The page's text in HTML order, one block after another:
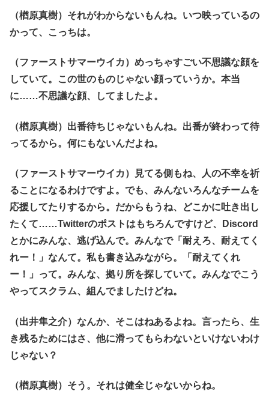
（楢原真樹）それがわからないもんね。いつ映っているの
かって、こっちは。
（ファーストサマーウイカ）めっちゃすごい不思議な顔を
していて。この世のものじゃない顔っていうか。本当
に……不思議な顔、してましたよ。
（楢原真樹）出番待ちじゃないもんね。出番が終わって待
ってるから。何にもないんだよね。
（ファーストサマーウイカ）見てる側もね、人の不幸を祈
ることになるわけですよ。でも、みんないろんなチームを
応援してたりするから。だからもうね、どこかに吐き出し
たくて……Twitterのポストはもちろんですけど、Discord
とかにみんな、逃げ込んで。みんなで「耐えろ、耐えてく
れー！」なんて。私も書き込みながら。「耐えてくれ
ー！」って。みんな、拠り所を探していて。みんなでこう
やってスクラム、組んでましたけどね。
（出井隼之介）なんか、そこはねあるよね。言ったら、生
き残るためにはさ、他に滑ってもらわないといけないわけ
じゃない？
（楢原真樹）そう。それは健全じゃないからね。